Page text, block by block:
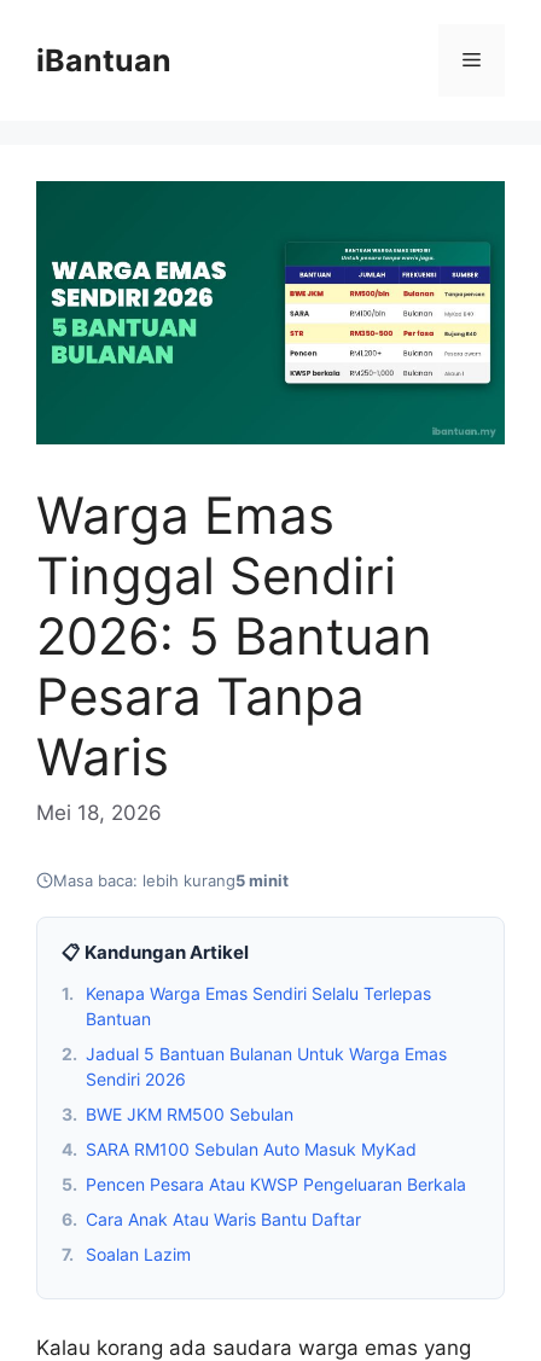
contentiBantuan Menu
Warga Emas
Tinggal Sendiri
2026: 5 Bantuan
Pesara Tanpa
Waris
Mei 18, 2026
Masa baca: lebih kurang5 minit
📋 Kandungan Artikel
1.
Kenapa Warga Emas Sendiri Selalu Terlepas
Bantuan
2. Jadual 5 Bantuan Bulanan Untuk Warga Emas
Sendiri 2026
3. BWE JKM RM500 Sebulan
4. SARA RM100 Sebulan Auto Masuk MyKad
5. Pencen Pesara Atau KWSP Pengeluaran Berkala
6. Cara Anak Atau Waris Bantu Daftar
7.
Soalan Lazim
Kalau korang ada saudara warga emas yang